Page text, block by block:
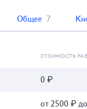
Общее 7
СТОИМОСТЬ
0 ₽
от 2500 ₽